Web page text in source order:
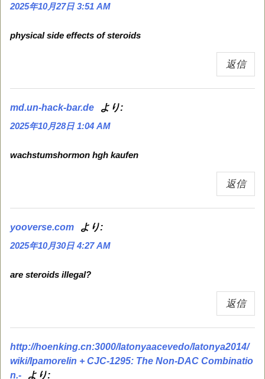
2025年10月27日 3:51 AM
physical side effects of steroids
返信
md.un-hack-bar.de より:
2025年10月28日 1:04 AM
wachstumshormon hgh kaufen
返信
yooverse.com より:
2025年10月30日 4:27 AM
are steroids illegal?
返信
http://hoenking.cn:3000/latonyaacevedo/latonya2014/
wiki/Ipamorelin + CJC-1295: The Non-DAC Combinatio
n.-
より: